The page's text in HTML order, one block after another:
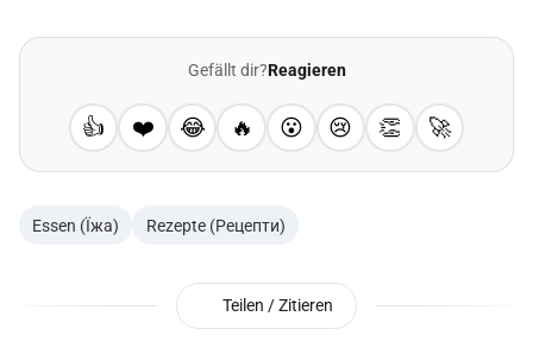
Gefällt dir?Reagieren
👍 ❤️ 😂 🔥 😮 😢 👏 🚀
Essen (Їжа) Rezepte (Рецепти)
Teilen / Zitieren